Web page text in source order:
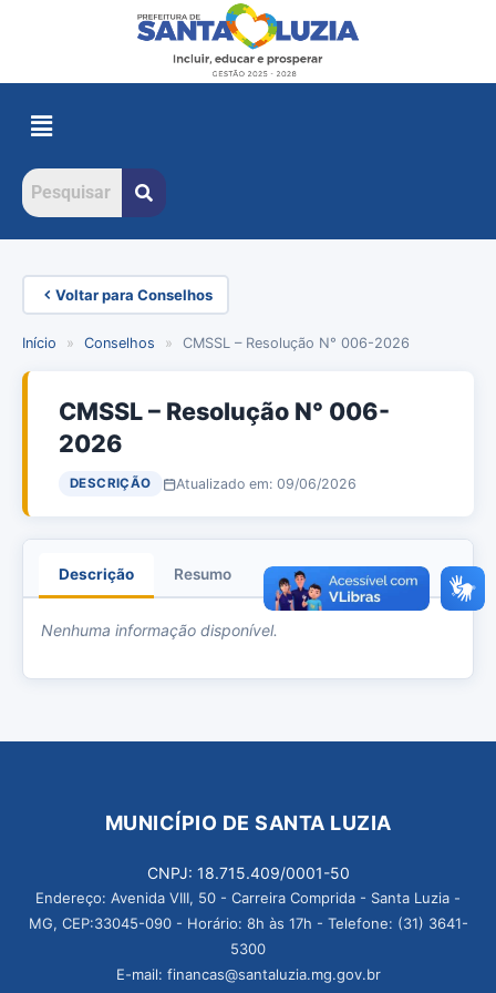
Voltar para Conselhos
Início » Conselhos » CMSSL – Resolução N° 006-2026
CMSSL – Resolução N° 006-
2026
DESCRIÇÃO Atualizado em: 09/06/2026
Descrição Resumo Anexos
Nenhuma informação disponível.
MUNICÍPIO DE SANTA LUZIA
CNPJ: 18.715.409/0001-50
Endereço: Avenida VIII, 50 - Carreira Comprida - Santa Luzia -
MG, CEP:33045-090 - Horário: 8h às 17h - Telefone: (31) 3641-
5300
E-mail: financas@santaluzia.mg.gov.br